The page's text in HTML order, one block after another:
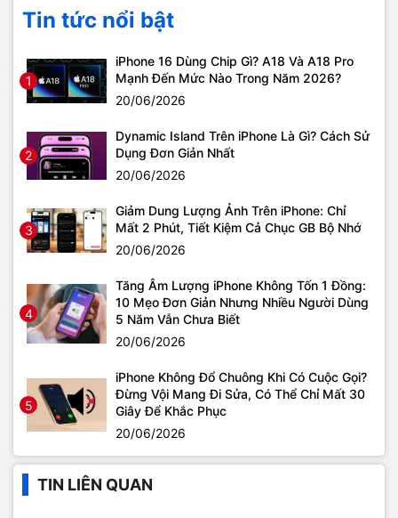
Tin tức nổi bật
1
iPhone 16 Dùng Chip Gì? A18 Và A18 Pro
Mạnh Đến Mức Nào Trong Năm 2026?
20/06/2026
2
Dynamic Island Trên iPhone Là Gì? Cách Sử
Dụng Đơn Giản Nhất
20/06/2026
3
Giảm Dung Lượng Ảnh Trên iPhone: Chỉ
Mất 2 Phút, Tiết Kiệm Cả Chục GB Bộ Nhớ
20/06/2026
4
Tăng Âm Lượng iPhone Không Tốn 1 Đồng:
10 Mẹo Đơn Giản Nhưng Nhiều Người Dùng
5 Năm Vẫn Chưa Biết
20/06/2026
5
iPhone Không Đổ Chuông Khi Có Cuộc Gọi?
Đừng Vội Mang Đi Sửa, Có Thể Chỉ Mất 30
Giây Để Khắc Phục
20/06/2026
TIN LIÊN QUAN